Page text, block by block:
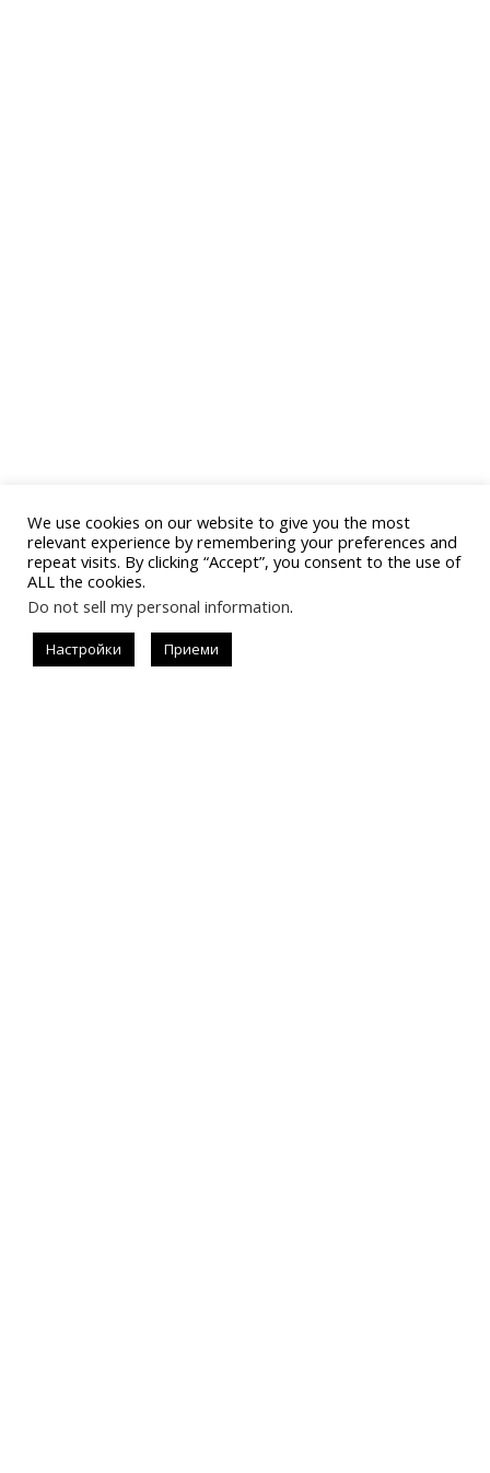
We use cookies on our website to give you the most
relevant experience by remembering your preferences and
repeat visits. By clicking “Accept”, you consent to the use of
ALL the cookies.
Do not sell my personal information.
Настройки Приеми